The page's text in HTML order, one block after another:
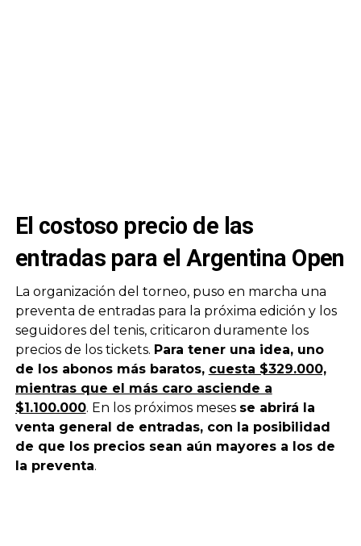
El costoso precio de las
entradas para el Argentina Open
La organización del torneo, puso en marcha una
preventa de entradas para la próxima edición y los
seguidores del tenis, criticaron duramente los
precios de los tickets. Para tener una idea, uno
de los abonos más baratos, cuesta $329.000,
mientras que el más caro asciende a
$1.100.000. En los próximos meses se abrirá la
venta general de entradas, con la posibilidad
de que los precios sean aún mayores a los de
la preventa.